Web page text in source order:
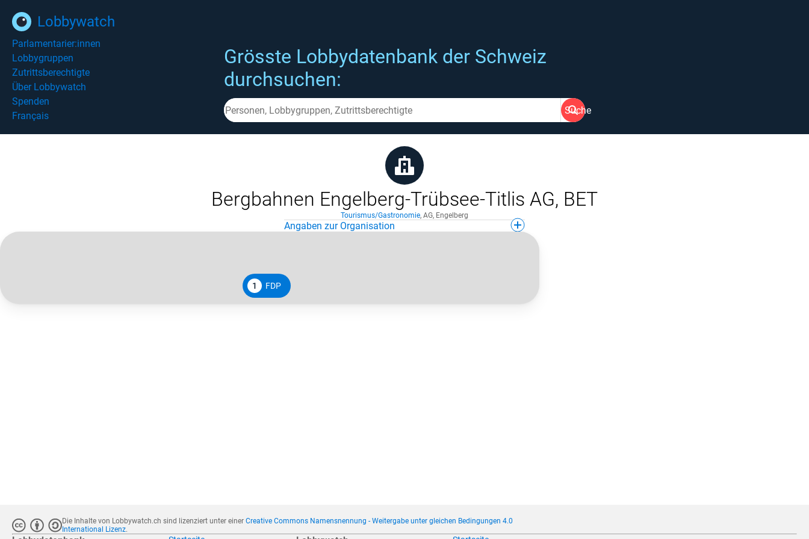
Lobbywatch
Parlamentarier:innen
Lobbygruppen
Zutrittsberechtigte
Über Lobbywatch
Spenden
Français
Grösste Lobbydatenbank der Schweiz
durchsuchen:
Suche
Bergbahnen Engelberg-Trübsee-Titlis AG, BET
Tourismus/Gastronomie, AG, Engelberg
Angaben zur Organisation
1 FDP
Die Inhalte von Lobbywatch.ch sind lizenziert unter einerCreative Commons Namensnennung - Weitergabe unter gleichen Bedingungen 4.0
International Lizenz.